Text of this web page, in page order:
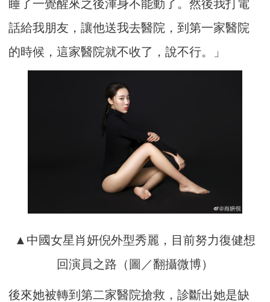
睡了一覺醒來之後渾身不能動了。然後我打電
話給我朋友，讓他送我去醫院，到第一家醫院
的時候，這家醫院就不收了，說不行。」
▲中國女星肖妍倪外型秀麗，目前努力復健想
回演員之路（圖／翻攝微博）
後來她被轉到第二家醫院搶救，診斷出她是缺